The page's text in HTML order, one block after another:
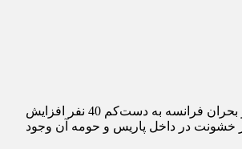
01:56: شمار تلفات در بحران فرانسه به دست‌کم 40 نفر افزایش
خشونت در داخل پاریس و حومه آن وجود